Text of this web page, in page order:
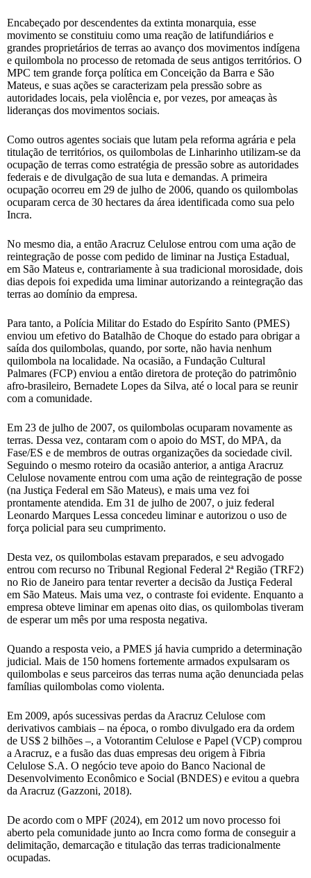
Encabeçado por descendentes da extinta monarquia, esse
movimento se constituiu como uma reação de latifundiários e
grandes proprietários de terras ao avanço dos movimentos indígena
e quilombola no processo de retomada de seus antigos territórios. O
MPC tem grande força política em Conceição da Barra e São
Mateus, e suas ações se caracterizam pela pressão sobre as
autoridades locais, pela violência e, por vezes, por ameaças às
lideranças dos movimentos sociais.
Como outros agentes sociais que lutam pela reforma agrária e pela
titulação de territórios, os quilombolas de Linharinho utilizam-se da
ocupação de terras como estratégia de pressão sobre as autoridades
federais e de divulgação de sua luta e demandas. A primeira
ocupação ocorreu em 29 de julho de 2006, quando os quilombolas
ocuparam cerca de 30 hectares da área identificada como sua pelo
Incra.
No mesmo dia, a então Aracruz Celulose entrou com uma ação de
reintegração de posse com pedido de liminar na Justiça Estadual,
em São Mateus e, contrariamente à sua tradicional morosidade, dois
dias depois foi expedida uma liminar autorizando a reintegração das
terras ao domínio da empresa.
Para tanto, a Polícia Militar do Estado do Espírito Santo (PMES)
enviou um efetivo do Batalhão de Choque do estado para obrigar a
saída dos quilombolas, quando, por sorte, não havia nenhum
quilombola na localidade. Na ocasião, a Fundação Cultural
Palmares (FCP) enviou a então diretora de proteção do patrimônio
afro-brasileiro, Bernadete Lopes da Silva, até o local para se reunir
com a comunidade.
Em 23 de julho de 2007, os quilombolas ocuparam novamente as
terras. Dessa vez, contaram com o apoio do MST, do MPA, da
Fase/ES e de membros de outras organizações da sociedade civil.
Seguindo o mesmo roteiro da ocasião anterior, a antiga Aracruz
Celulose novamente entrou com uma ação de reintegração de posse
(na Justiça Federal em São Mateus), e mais uma vez foi
prontamente atendida. Em 31 de julho de 2007, o juiz federal
Leonardo Marques Lessa concedeu liminar e autorizou o uso de
força policial para seu cumprimento.
Desta vez, os quilombolas estavam preparados, e seu advogado
entrou com recurso no Tribunal Regional Federal 2ª Região (TRF2)
no Rio de Janeiro para tentar reverter a decisão da Justiça Federal
em São Mateus. Mais uma vez, o contraste foi evidente. Enquanto a
empresa obteve liminar em apenas oito dias, os quilombolas tiveram
de esperar um mês por uma resposta negativa.
Quando a resposta veio, a PMES já havia cumprido a determinação
judicial. Mais de 150 homens fortemente armados expulsaram os
quilombolas e seus parceiros das terras numa ação denunciada pelas
famílias quilombolas como violenta.
Em 2009, após sucessivas perdas da Aracruz Celulose com
derivativos cambiais – na época, o rombo divulgado era da ordem
de US$ 2 bilhões –, a Votorantim Celulose e Papel (VCP) comprou
a Aracruz, e a fusão das duas empresas deu origem à Fibria
Celulose S.A. O negócio teve apoio do Banco Nacional de
Desenvolvimento Econômico e Social (BNDES) e evitou a quebra
da Aracruz (Gazzoni, 2018).
De acordo com o MPF (2024), em 2012 um novo processo foi
aberto pela comunidade junto ao Incra como forma de conseguir a
delimitação, demarcação e titulação das terras tradicionalmente
ocupadas.